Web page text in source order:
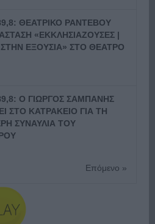
ΘΕΑΤΡΙΚΟ ΡΑΝΤΕΒΟΥ
«ΕΚΚΛΗΣΙΑΖΟΥΣΕΣ |
ΣΤΗΝ ΕΞΟΥΣΙΑ» ΣΤΟ ΘΕΑΤΡΟ
Ο ΓΙΩΡΓΟΣ ΣΑΜΠΑΝΗΣ
ΣΤΟ ΚΑΤΡΑΚΕΙΟ ΓΙΑ ΤΗ
ΣΥΝΑΥΛΙΑ ΤΟΥ
Επόμενο »